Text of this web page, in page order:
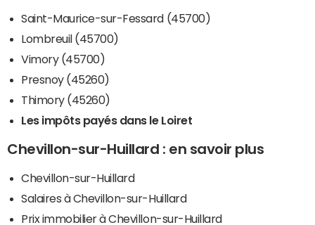
Saint-Maurice-sur-Fessard (45700)
Lombreuil (45700)
Vimory (45700)
Presnoy (45260)
Thimory (45260)
Les impôts payés dans le Loiret
Chevillon-sur-Huillard : en savoir plus
Chevillon-sur-Huillard
Salaires à Chevillon-sur-Huillard
Prix immobilier à Chevillon-sur-Huillard